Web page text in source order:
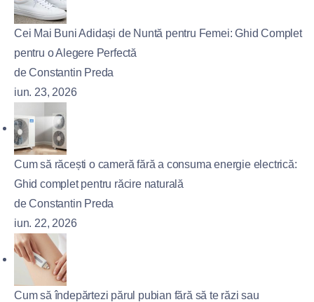
Cei Mai Buni Adidași de Nuntă pentru Femei: Ghid Complet
pentru o Alegere Perfectă
de Constantin Preda
iun. 23, 2026
Cum să răcești o cameră fără a consuma energie electrică:
Ghid complet pentru răcire naturală
de Constantin Preda
iun. 22, 2026
Cum să îndepărtezi părul pubian fără să te răzi sau